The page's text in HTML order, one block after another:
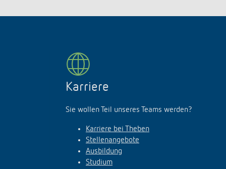
Karriere
Sie wollen Teil unseres Teams werden?
Karriere bei Theben
Stellenangebote
Ausbildung
Studium